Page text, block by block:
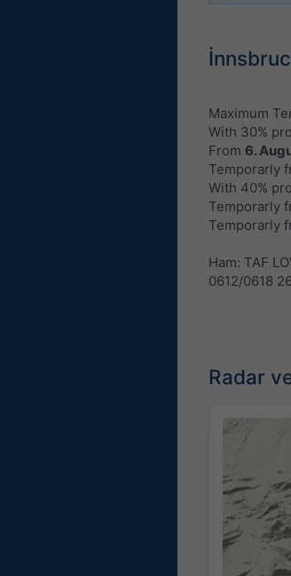
Maximum
With 30%
From 6.
Temporarly
With 40%
Temporarly
Temporarly
Ham: TAF
0612/0618
Radar